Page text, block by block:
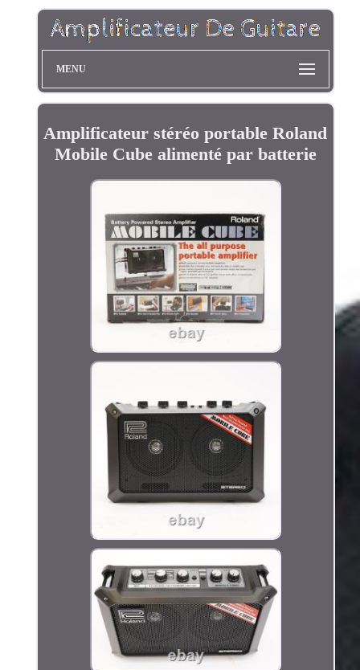
MENU
Amplificateur stéréo portable Roland
Mobile Cube alimenté par batterie